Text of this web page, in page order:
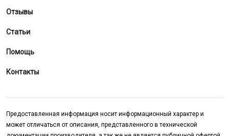
Отзывы
Статьи
Помощь
Контакты
Предоставленная информация носит информационный характер и
может отличаться от описания, представленного в технической